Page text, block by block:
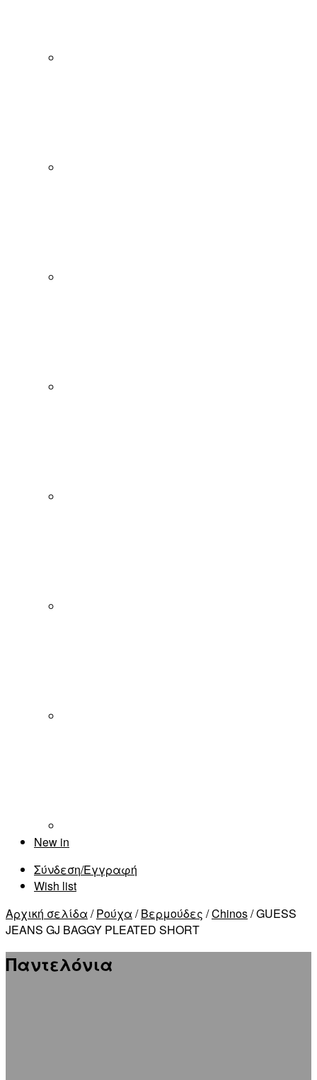
New in
Σύνδεση/Εγγραφή
Wish list
Αρχική σελίδα /Ρούχα /Βερμούδες /Chinos/ GUESS
JEANS GJ BAGGY PLEATED SHORT
Παντελόνια